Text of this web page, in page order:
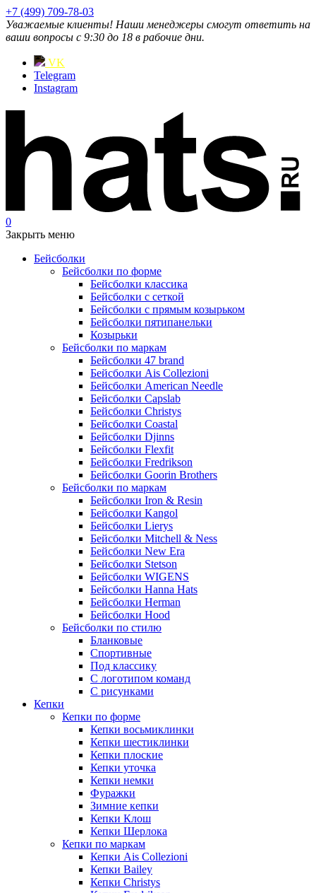
+7 (499) 709-78-03
Уважаемые клиенты! Наши менеджеры смогут ответить на
ваши вопросы с 9:30 до 18 в рабочие дни.
VK
Telegram
Instagram
0
Закрыть меню
Бейсболки
Бейсболки по форме
Бейсболки классика
Бейсболки с сеткой
Бейсболки с прямым козырьком
Бейсболки пятипанельки
Козырьки
Бейсболки по маркам
Бейсболки 47 brand
Бейсболки Ais Collezioni
Бейсболки American Needle
Бейсболки Capslab
Бейсболки Christys
Бейсболки Coastal
Бейсболки Djinns
Бейсболки Flexfit
Бейсболки Fredrikson
Бейсболки Goorin Brothers
Бейсболки по маркам
Бейсболки Iron & Resin
Бейсболки Kangol
Бейсболки Lierys
Бейсболки Mitchell & Ness
Бейсболки New Era
Бейсболки Stetson
Бейсболки WIGENS
Бейсболки Hanna Hats
Бейсболки Herman
Бейсболки Hood
Бейсболки по стилю
Бланковые
Спортивные
Под классику
С логотипом команд
С рисунками
Кепки
Кепки по форме
Кепки восьмиклинки
Кепки шестиклинки
Кепки плоские
Кепки уточка
Кепки немки
Фуражки
Зимние кепки
Кепки Клош
Кепки Шерлока
Кепки по маркам
Кепки Ais Collezioni
Кепки Bailey
Кепки Christys